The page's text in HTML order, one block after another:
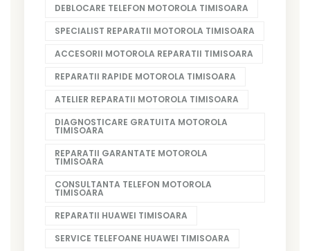
DEBLOCARE TELEFON MOTOROLA TIMISOARA
SPECIALIST REPARATII MOTOROLA TIMISOARA
ACCESORII MOTOROLA REPARATII TIMISOARA
REPARATII RAPIDE MOTOROLA TIMISOARA
ATELIER REPARATII MOTOROLA TIMISOARA
DIAGNOSTICARE GRATUITA MOTOROLA
TIMISOARA
REPARATII GARANTATE MOTOROLA
TIMISOARA
CONSULTANTA TELEFON MOTOROLA
TIMISOARA
REPARATII HUAWEI TIMISOARA
SERVICE TELEFOANE HUAWEI TIMISOARA